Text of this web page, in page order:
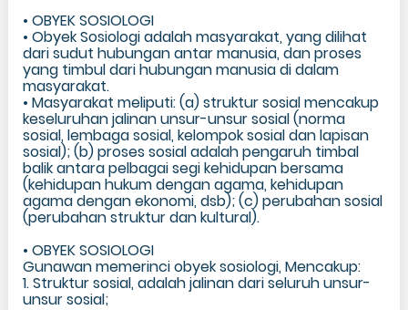
• OBYEK SOSIOLOGI
• Obyek Sosiologi adalah masyarakat, yang dilihat
dari sudut hubungan antar manusia, dan proses
yang timbul dari hubungan manusia di dalam
masyarakat.
• Masyarakat meliputi: (a) struktur sosial mencakup
keseluruhan jalinan unsur-unsur sosial (norma
sosial, lembaga sosial, kelompok sosial dan lapisan
sosial); (b) proses sosial adalah pengaruh timbal
balik antara pelbagai segi kehidupan bersama
(kehidupan hukum dengan agama, kehidupan
agama dengan ekonomi, dsb); (c) perubahan sosial
(perubahan struktur dan kultural).
• OBYEK SOSIOLOGI
Gunawan memerinci obyek sosiologi, Mencakup:
1. Struktur sosial, adalah jalinan dari seluruh unsur-
unsur sosial;